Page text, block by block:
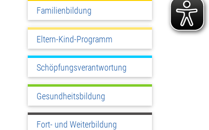
Familienbildung
Eltern-Kind-Programm
Schöpfungsverantwortung
Gesundheitsbildung
Fort- und Weiterbildung